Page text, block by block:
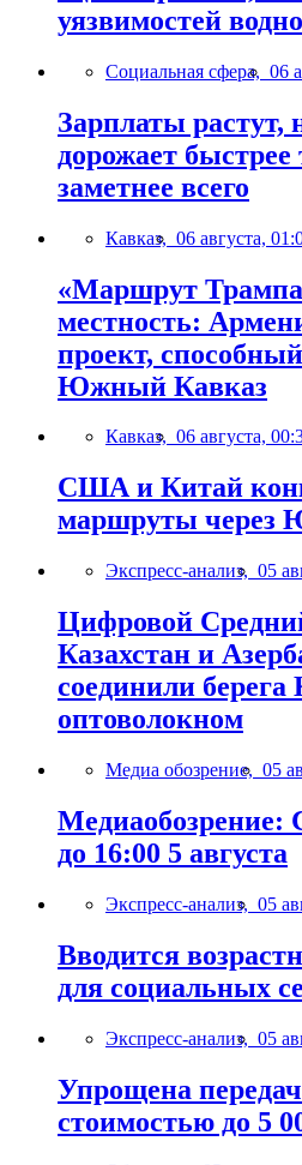
уязвимостей
Социальная сфера, 06
Зарплаты растут,
дорожает быстрее
заметнее всего
Кавказ, 06 августа,
«Маршрут
местность:
проект,
Южный Кавказ
Кавказ, 06 августа,
США и Китай
маршруты через
Экспресс-анализ, 05
Цифровой
Казахстан и
соединили берега
оптоволокном
Медиа обозрение, 05
Медиаобозрение:
до 16:00 5 августа
Экспресс-анализ, 05
Вводится
для социальных
Экспресс-анализ, 05
Упрощена
стоимостью до 5